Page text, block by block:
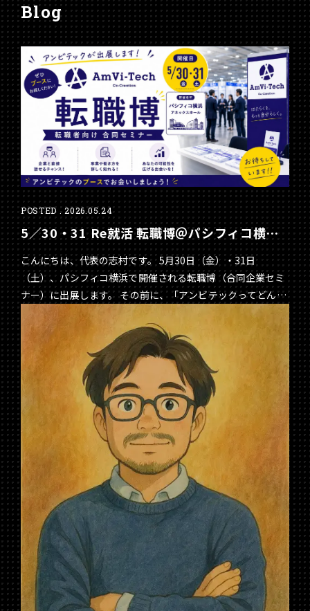
Blog
POSTED . 2026.05.24
5／30・31 Re就活 転職博＠パシフィコ横浜
出展します
こんにちは、代表の志村です。 5月30日（金）・31日
（土）、パシフィコ横浜で開催される転職博（合同企業セミ
ナー）に出展します。 その前に、「アンビテックってどんな
会社？」を参加予定の方々にお伝えしたくて、noteに記事を
掲載しました。 noteリンク先：
https://note.com/sean1106/n/n5fd086f43ecf?
sub_rt=share_pb ご参加予定の方々、是非ご一読くださ
い！！ 当日は、スタッフも参加しますので、会社のこと、も
のづくりの現場のこと、色々な質問ができます。 会場でお待
ちしています！！